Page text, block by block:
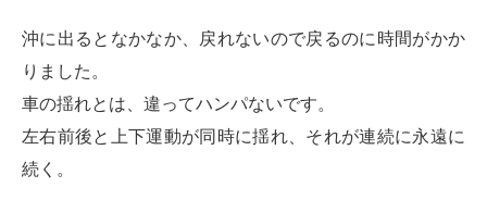
沖に出るとなかなか、戻れないので戻るのに時間がかか
りました。
車の揺れとは、違ってハンパないです。
左右前後と上下運動が同時に揺れ、それが連続に永遠に
続く。